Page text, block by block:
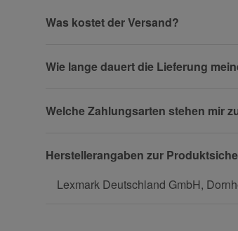
Telefon
Was kostet der Versand?
Wie lange dauert die Lieferung
Welche Zahlungsarten stehen mir
Herstellerangaben zur
Lexmark Deutschland GmbH,